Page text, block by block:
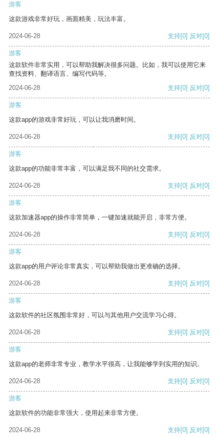
游客
这款游戏非常好玩，画面精美，玩法丰富。
2024-06-28 支持[0] 反对[0]
游客
这款软件非常实用，可以帮助我解决很多问题。比如，我可以使用它来
查找资料、翻译语言、编写代码等。
2024-06-28
支持[0] 反对[0]
游客
这款app的游戏非常好玩，可以让我消磨时间。
2024-06-28 支持[0] 反对[0]
游客
这款app的功能非常丰富，可以满足我不同的社交需求。
2024-06-28 支持[0] 反对[0]
游客
这款加速器app的操作非常简单，一键加速就能开启，非常方便。
2024-06-28 支持[0] 反对[0]
游客
这款app的用户评论非常真实，可以帮助我做出更准确的选择。
2024-06-28 支持[0] 反对[0]
游客
这款软件的社区氛围非常好，可以与其他用户交流学习心得。
2024-06-28 支持[0] 反对[0]
游客
这款app的老师非常专业，教学水平很高，让我能够学到实用的知识。
2024-06-28 支持[0] 反对[0]
游客
这款软件的功能非常强大，使用起来非常方便。
2024-06-28 支持[0] 反对[0]